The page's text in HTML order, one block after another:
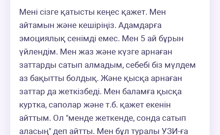
Мені сізге қатысты кеңес қажет. Мен
айтамын және кешіріңіз. Адамдарға
эмоциялық сенімді емес. Мен 5 ай бұрын
үйлендім. Мен жаз және күзге арнаған
заттарды сатып алмадым, себебі біз мүлдем
аз бақытты болдық. Және қысқа арнаған
заттар да жеткізбеді. Мен баламға қысқа
куртка, саполар және т.б. қажет екенін
айттым. Ол "менде жеткенде, сонда сатып
аласың" деп айтты. Мен бұл туралы УЗИ-ға